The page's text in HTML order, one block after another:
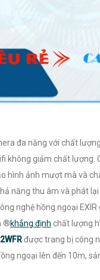
đa năng với chất
không giảm chất
hình ảnh mượt mà và
năng thu âm và phát
nghệ hồng ngoại
®️khẳng định chất lượng
được trang bị công
ngoại lên đến 10m,